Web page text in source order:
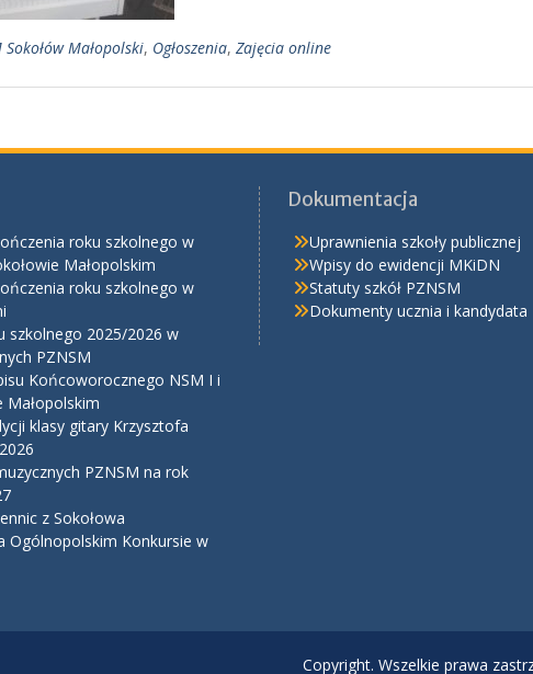
Sokołów Małopolski, Ogłoszenia, Zajęcia online
roku szkolnego w
Małopolskim
roku szkolnego w
szkolnego 2025/2026 w
PZNSM
Końcoworocznego NSM I i
Małopolskim
klasy gitary Krzysztofa
PZNSM na rok
z Sokołowa
Ogólnopolskim Konkursie w
Dokumentacja
Uprawnienia szkoły publicznej
Wpisy do ewidencji MKiDN
Statuty szkół PZNSM
Dokumenty ucznia i kandydata
Copyright. Wszelkie prawa